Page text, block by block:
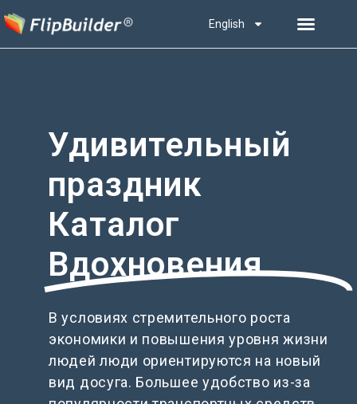
English
Удивительный
праздник
Каталог
Вдохновения
В условиях стремительного роста
экономики и повышения уровня жизни
людей люди ориентируются на новый
вид досуга. Большее удобство из-за